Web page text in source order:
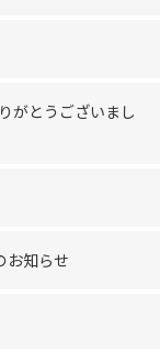
がとうございまし
お知らせ